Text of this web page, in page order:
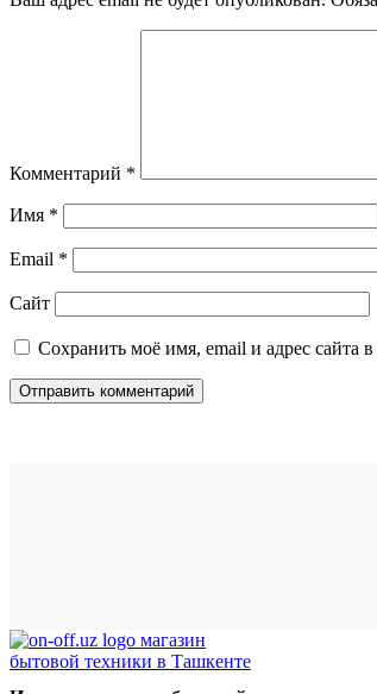
Комментарий *
Имя *
Email *
Сайт
Сохранить моё имя, email и адрес сайта